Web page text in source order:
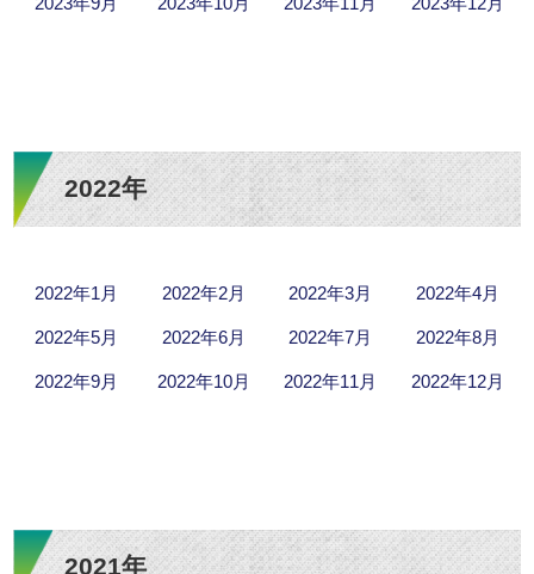
2022年
2022年1月 2022年2月 2022年3月 2022年4月
2022年5月 2022年6月 2022年7月 2022年8月
2022年9月 2022年10月 2022年11月 2022年12月
2021年